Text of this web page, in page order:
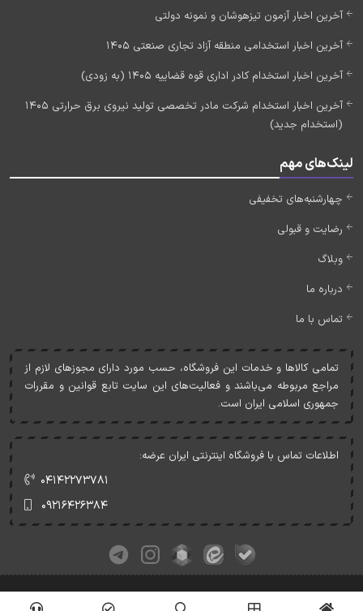
آخرین اخبار آزمون تیزهوشان و نمونه دولتی
آخرین اخبار استخدامی منطقه آزاد تجاری صنعتی 1405
آخرین اخبار استخدام کادر اداری قوه قضاییه 1405 (به زودی)
آخرین اخبار استخدام شرکت مادر تخصصی تولید نیروی برق حرارتی 1405
(استخدام جدید)
لینک‌های مهم
چهارشنبه‌های تخفیفی
رضایت و قبولی
وبلاگ
درباره ما
تماس با ما
تمامی کالاها و خدمات اين فروشگاه، حسب مورد دارای مجوزهای لازم از
مراجع مربوطه می‌باشند و فعاليت‌های اين سايت تابع قوانين و مقررات
جمهوری اسلامی ايران است.
اطلاعات تماس با فروشگاه اینترنتی ایران عرضه:
۰۴۱۴۲۲۷۳۷۸۱
۰۹۲۱۶۴۲۶۳۸۴